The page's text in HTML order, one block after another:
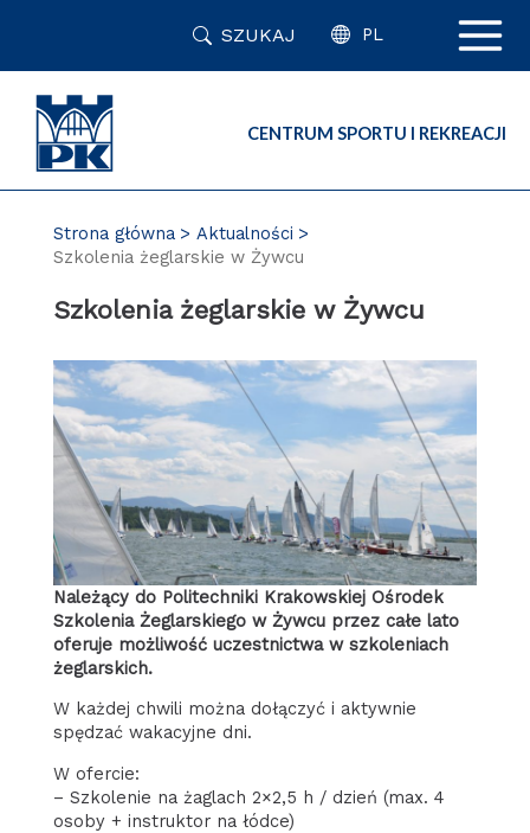
SZUKAJ PL
CENTRUM SPORTU I REKREACJI
Strona główna
Aktualności
Szkolenia żeglarskie w Żywcu
Szkolenia żeglarskie w Żywcu
Należący do Politechniki Krakowskiej Ośrodek
Szkolenia Żeglarskiego w Żywcu przez całe lato
oferuje możliwość uczestnictwa w szkoleniach
żeglarskich.
W każdej chwili można dołączyć i aktywnie
spędzać wakacyjne dni.
W ofercie:
– Szkolenie na żaglach 2×2,5 h / dzień (max. 4
osoby + instruktor na łódce)